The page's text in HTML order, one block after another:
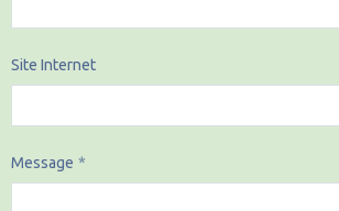
Site Internet
Message